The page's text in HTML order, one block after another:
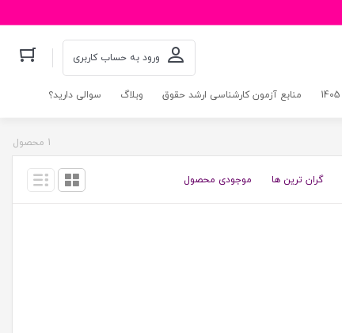
ورود به حساب کاربری
منابع آزمون کارشناسی ارشد حقوق وبلاگ سوالی دارید؟
1 محصول
گران ترین ها موجودی محصول